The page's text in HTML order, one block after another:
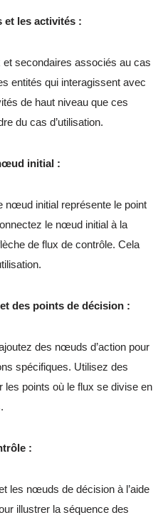
et les activités :
secondaires associés au cas
entités qui interagissent avec
de haut niveau que ces
du cas d’utilisation.
initial :
nœud initial représente le point
le nœud initial à la
de flux de contrôle. Cela
des points de décision :
des nœuds d’action pour
spécifiques. Utilisez des
points où le flux se divise en
:
les nœuds de décision à l’aide
illustrer la séquence des